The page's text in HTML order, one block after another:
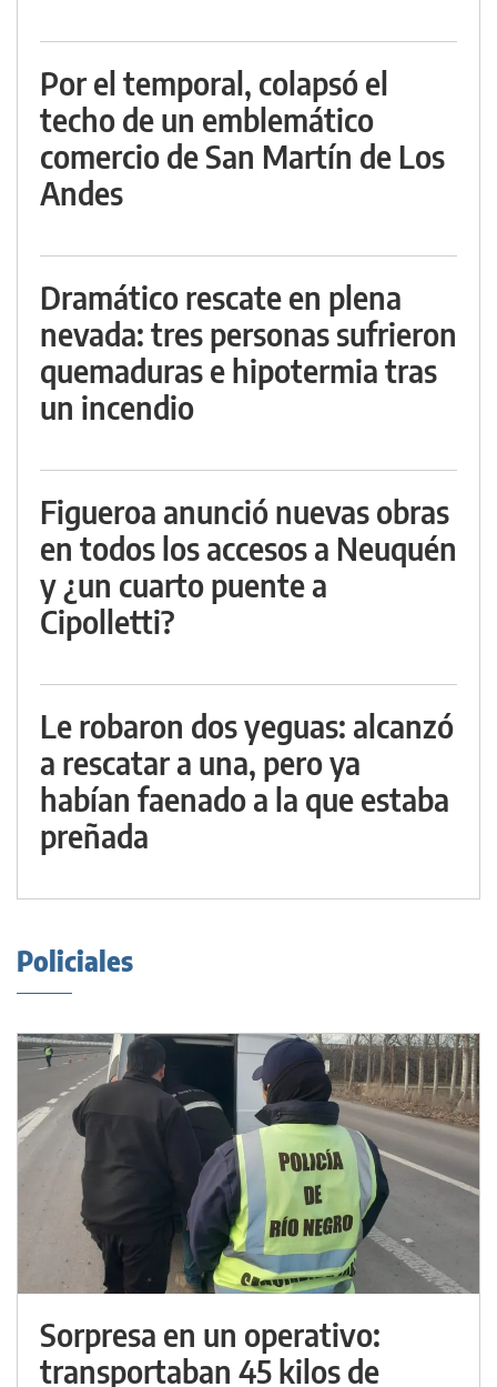
Por el temporal, colapsó el
techo de un emblemático
comercio de San Martín de Los
Andes
Dramático rescate en plena
nevada: tres personas sufrieron
quemaduras e hipotermia tras
un incendio
Figueroa anunció nuevas obras
en todos los accesos a Neuquén
y ¿un cuarto puente a
Cipolletti?
Le robaron dos yeguas: alcanzó
a rescatar a una, pero ya
habían faenado a la que estaba
preñada
Policiales
Sorpresa en un operativo:
transportaban 45 kilos de